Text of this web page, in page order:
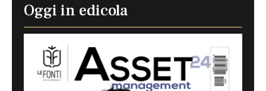
Oggi in edicola